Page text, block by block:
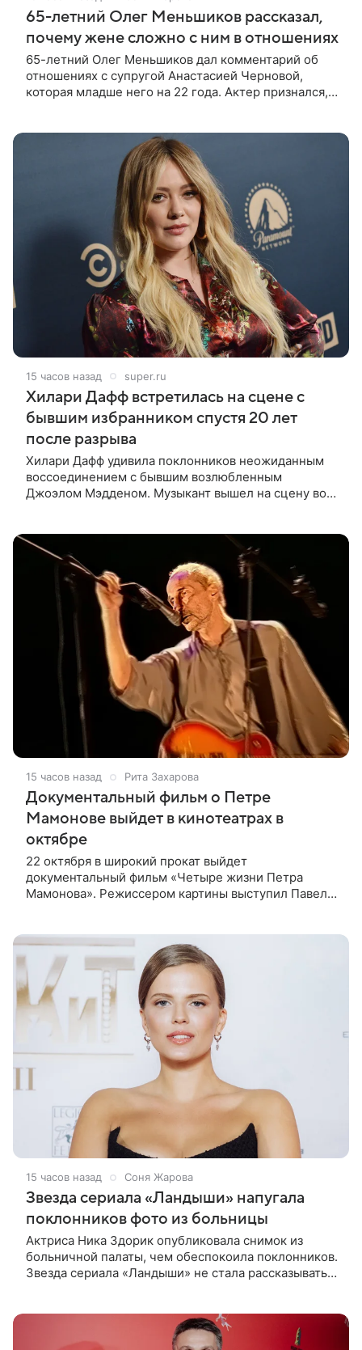
65-летний Олег Меньшиков рассказал,
почему жене сложно с ним в отношениях
65-летний Олег Меньшиков дал комментарий об
отношениях с супругой Анастасией Черновой,
которая младше него на 22 года. Актер признался,
15 часов назад super.ru
Хилари Дафф встретилась на сцене с
бывшим избранником спустя 20 лет
после разрыва
Хилари Дафф удивила поклонников неожиданным
воссоединением с бывшим возлюбленным
Джоэлом Мэдденом. Музыкант вышел на сцену во
15 часов назад Рита Захарова
Документальный фильм о Петре
Мамонове выйдет в кинотеатрах в
октябре
22 октября в широкий прокат выйдет
документальный фильм «Четыре жизни Петра
Мамонова». Режиссером картины выступил Павел
15 часов назад Соня Жарова
Звезда сериала «Ландыши» напугала
поклонников фото из больницы
Актриса Ника Здорик опубликовала снимок из
больничной палаты, чем обеспокоила поклонников.
Звезда сериала «Ландыши» не стала рассказывать,